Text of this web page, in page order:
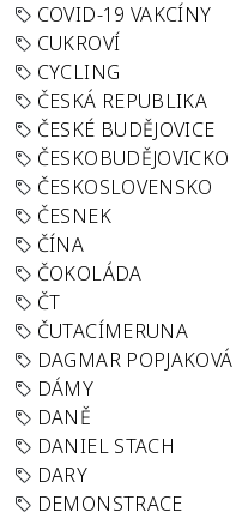
COVID-19 VAKCÍNY
CUKROVÍ
CYCLING
ČESKÁ REPUBLIKA
ČESKÉ BUDĚJOVICE
ČESKOBUDĚJOVICKO
ČESKOSLOVENSKO
ČESNEK
ČÍNA
ČOKOLÁDA
ČT
ČUTACÍMERUNA
DAGMAR POPJAKOVÁ
DÁMY
DANĚ
DANIEL STACH
DARY
DEMONSTRACE